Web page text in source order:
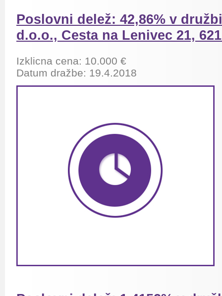
Poslovni delež: 42,86% v
d.o.o., Cesta na Lenivec 21,
Izklicna cena: 10.000 €
Datum dražbe: 19.4.2018